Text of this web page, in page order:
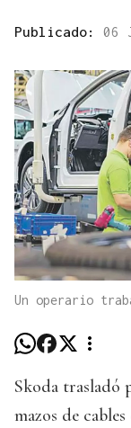
Publicado: 06
Un operario
Skoda trasladó
mazos de